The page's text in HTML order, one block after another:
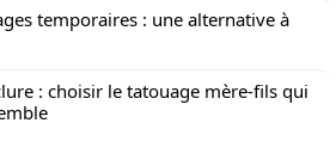
temporaires : une alternative à
: choisir le tatouage mère-fils qui